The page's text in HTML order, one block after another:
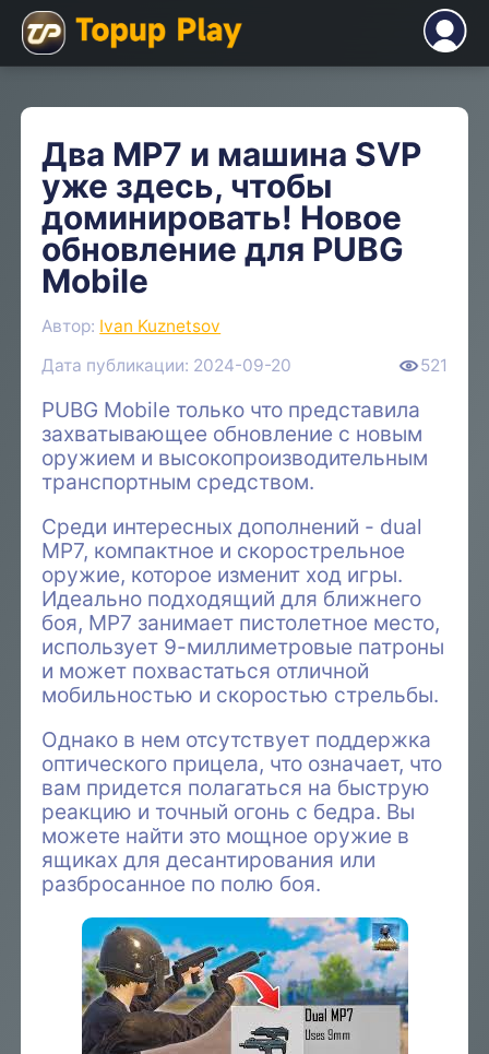
Два MP7 и машина SVP
уже здесь, чтобы
доминировать! Новое
обновление для PUBG
Mobile
Автор: Ivan Kuznetsov
Дата публикации: 2024-09-20
521
PUBG Mobile только что представила
захватывающее обновление с новым
оружием и высокопроизводительным
транспортным средством.
Среди интересных дополнений - dual
MP7, компактное и скорострельное
оружие, которое изменит ход игры.
Идеально подходящий для ближнего
боя, MP7 занимает пистолетное место,
использует 9-миллиметровые патроны
и может похвастаться отличной
мобильностью и скоростью стрельбы.
Однако в нем отсутствует поддержка
оптического прицела, что означает, что
вам придется полагаться на быструю
реакцию и точный огонь с бедра. Вы
можете найти это мощное оружие в
ящиках для десантирования или
разбросанное по полю боя.